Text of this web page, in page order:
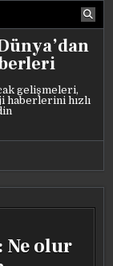
gelişmeleri,
haberlerini hızlı
Ne olur